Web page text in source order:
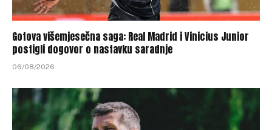
Gotova višemjesečna saga: Real Madrid i Vinicius Junior
postigli dogovor o nastavku saradnje
06/08/2026